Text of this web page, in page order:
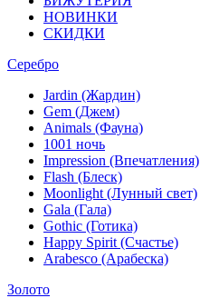
НОВИНКИ
СКИДКИ
Серебро
Jardin (Жардин)
Gem (Джем)
Animals (Фауна)
1001 ночь
Impression (Впечатления)
Flash (Блеск)
Moonlight (Лунный свет)
Gala (Гала)
Gothic (Готика)
Happy Spirit (Счастье)
Arabesco (Арабеска)
Золото